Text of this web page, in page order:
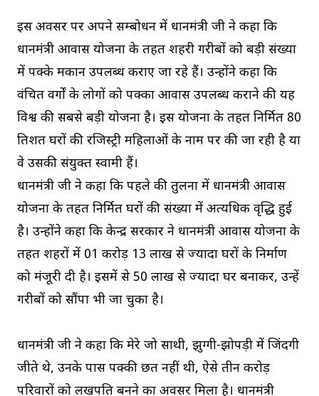
इस अवसर पर अपने सम्बोधन में प्रधानमंत्री जी ने कहा कि
प्रधानमंत्री आवास योजना के तहत शहरी गरीबों को बड़ी संख्या
में पक्के मकान उपलब्ध कराए जा रहे हैं। उन्होंने कहा कि
वंचित वर्गाें के लोगों को पक्का आवास उपलब्ध कराने की यह
विश्व की सबसे बड़ी योजना है। इस योजना के तहत निर्मित 80
प्रतिशत घरों की रजिस्ट्री महिलाओं के नाम पर की जा रही है या
वे उसकी संयुक्त स्वामी हैं।
प्रधानमंत्री जी ने कहा कि पहले की तुलना में प्रधानमंत्री आवास
योजना के तहत निर्मित घरों की संख्या में अत्यधिक वृद्धि हुई
है। उन्होंने कहा कि केन्द्र सरकार ने प्रधानमंत्री आवास योजना के
तहत शहरों में 01 करोड़ 13 लाख से ज्यादा घरों के निर्माण
को मंजूरी दी है। इसमें से 50 लाख से ज्यादा घर बनाकर, उन्हें
गरीबों को सौंपा भी जा चुका है।
प्रधानमंत्री जी ने कहा कि मेरे जो साथी, झुग्गी-झोपड़ी में जिंदगी
जीते थे, उनके पास पक्की छत नहीं थी, ऐसे तीन करोड़
परिवारों को लखपति बनने का अवसर मिला है। प्रधानमंत्री